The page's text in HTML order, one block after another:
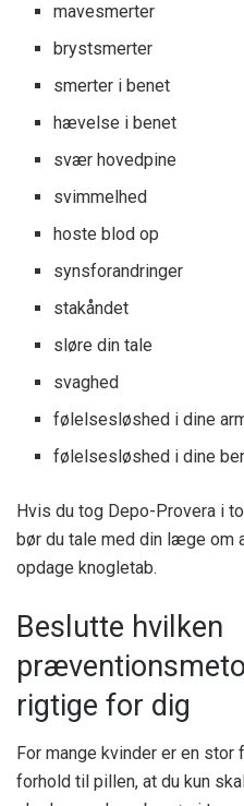
mavesmerter
brystsmerter
smerter i benet
hævelse i benet
svær hovedpine
svimmelhed
hoste blod op
synsforandringer
stakåndet
sløre din tale
svaghed
følelsesløshed i dine
følelsesløshed i dine
Hvis du tog Depo-Provera i
bør du tale med din læge om
opdage knogletab.
Beslutte hvilken
rigtige for dig
For mange kvinder er en
forhold til pillen, at du kun